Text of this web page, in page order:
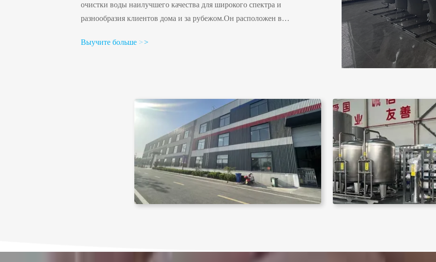
очистки воды наилучшего качества для широкого спектра и
разнообразия клиентов дома и за рубежом.Он расположен в
рабочих и инженеров имеют многолетний опыт производства, с
Выучите больше >>